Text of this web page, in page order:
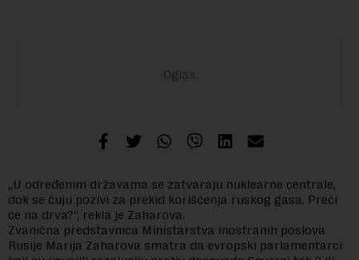
„U određenim državama se zatvaraju nuklearne centrale,
dok se čuju pozivi za prekid korišćenja ruskog gasa. Preći
će na drva?“, rekla je Zaharova.
Zvanična predstavnica Ministarstva inostranih poslova
Rusije Marija Zaharova smatra da evropski parlamentarci